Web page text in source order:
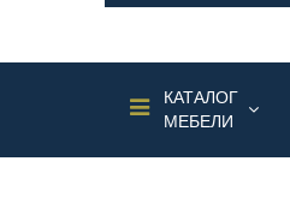
КАТАЛОГ
МЕБЕЛИ